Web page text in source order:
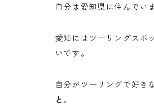
自分は愛知県に住んでい
愛知にはツーリングスポ
いです。
自分がツーリングで好き
と 。